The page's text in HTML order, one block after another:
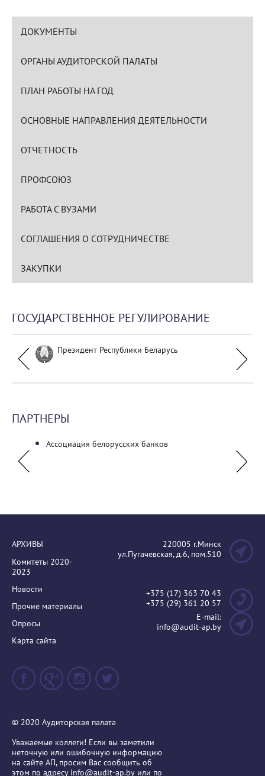
ДОКУМЕНТЫ
ОРГАНЫ АУДИТОРСКОЙ ПАЛАТЫ
ПЛАН РАБОТЫ НА ГОД
ОСНОВНЫЕ НАПРАВЛЕНИЯ ДЕЯТЕЛЬНОСТИ
ОТЧЕТНОСТЬ
ПРОФСОЮЗ
РАБОТА С ВУЗАМИ
СОГЛАШЕНИЯ О СОТРУДНИЧЕСТВЕ
ЗАКУПКИ
ГОСУДАРСТВЕННОЕ РЕГУЛИРОВАНИЕ
Президент Республики Беларусь
ПАРТНЕРЫ
Ассоциация белорусских банков
АРХИВЫ
Комитеты 2020-
2023
Новости
Прочие материалы
Опросы
Карта сайта
220005 г.Минск
ул.Пугачевская, д.6, пом.510
+375 (17) 363 70 43
+375 (29) 361 20 57
E-mail:
info@audit-ap.by
© 2020 Аудиторская палата
Уважаемые коллеги! Если вы заметили
неточную или ошибочную информацию
на сайте АП, просим Вас сообщить об
этом по адресу info@audit-ap.by или по